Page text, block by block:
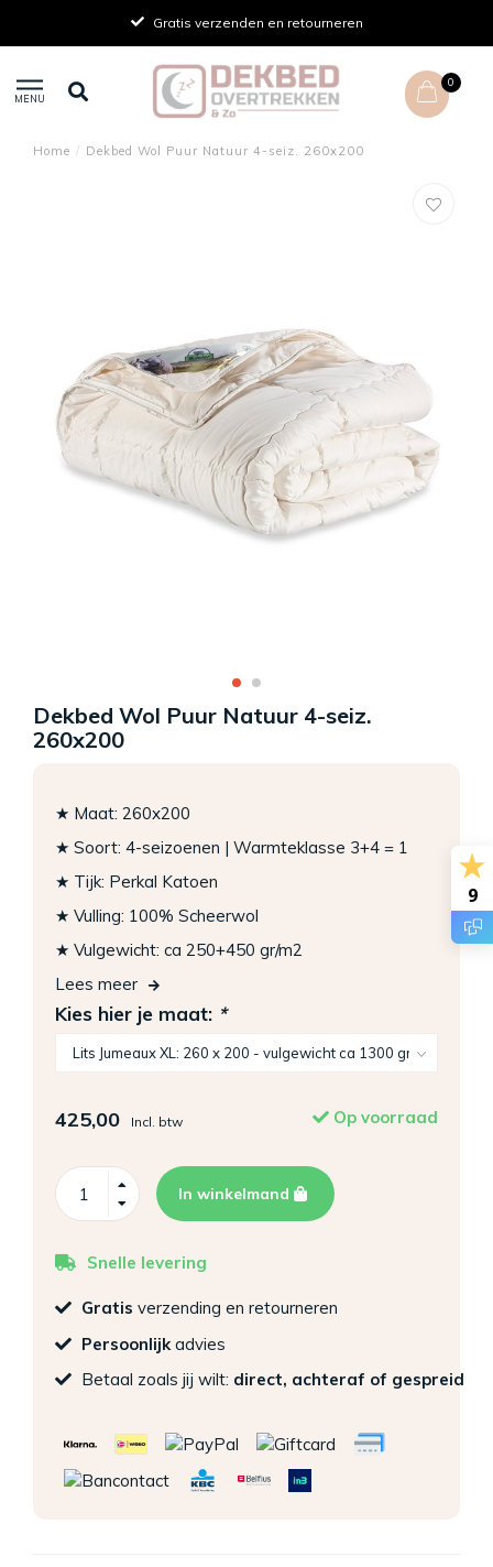
Gratis verzenden en retourneren
MENU
0
Home / Dekbed Wol Puur Natuur 4-seiz. 260x200
Dekbed Wol Puur Natuur 4-seiz.
260x200
★ Maat: 260x200
★ Soort: 4-seizoenen | Warmteklasse 3+4 = 1
★ Tijk: Perkal Katoen
★ Vulling: 100% Scheerwol
★ Vulgewicht: ca 250+450 gr/m2
Lees meer
Kies hier je maat: *
425,00 Incl. btw Op voorraad
In winkelmand
Snelle levering
Gratis verzending en retourneren
Persoonlijk advies
Betaal zoals jij wilt: direct, achteraf of gespreid
9